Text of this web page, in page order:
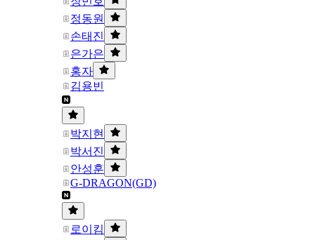
정동원
손태진
은가은
홍자
김용빈
박지현
박서진
안성훈
G-DRAGON(GD)
로이킴